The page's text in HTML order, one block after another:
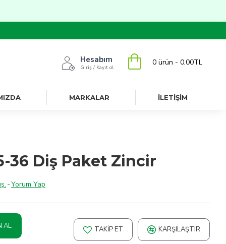
Hesabım
Giriş / Kayıt ol
0 ürün - 0,00TL
MARKALAR İLETİŞİM
36 Diş Paket Zincir
-Yorum Yap
AL TAKIP ET KARŞILAŞTIR